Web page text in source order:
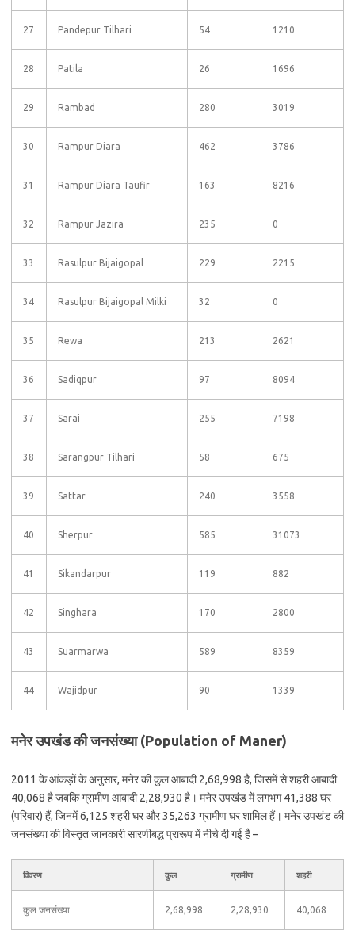
27 Pandepur Tilhari 54 1210
28 Patila 26 1696
29 Rambad 280 3019
30 Rampur Diara 462 3786
31 Rampur Diara Taufir 163 8216
32 Rampur Jazira 235 0
33 Rasulpur Bijaigopal 229 2215
34 Rasulpur Bijaigopal Milki 32 0
35 Rewa 213 2621
36 Sadiqpur 97 8094
37 Sarai 255 7198
38 Sarangpur Tilhari 58 675
39 Sattar 240 3558
40 Sherpur 585 31073
41 Sikandarpur 119 882
42 Singhara 170 2800
43 Suarmarwa 589 8359
44 Wajidpur 90 1339
मनेर उपखंड की जनसंख्या (Population of Maner)
2011 के आंकड़ों के अनुसार, मनेर की कुल आबादी 2,68,998 है, जिसमें से शहरी आबादी
40,068 है जबकि ग्रामीण आबादी 2,28,930 है। मनेर उपखंड में लगभग 41,388 घर
(परिवार) हैं, जिनमें 6,125 शहरी घर और 35,263 ग्रामीण घर शामिल हैं। मनेर उपखंड की
जनसंख्या की विस्तृत जानकारी सारणीबद्ध प्रारूप में नीचे दी गई है –
विवरण कुल ग्रामीण शहरी
कुल जनसंख्या 2,68,998 2,28,930 40,068